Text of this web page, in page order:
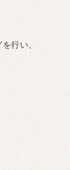
行い、